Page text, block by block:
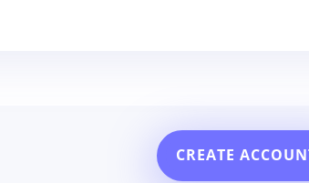
CREATE